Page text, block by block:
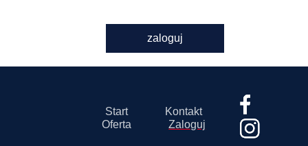
zaloguj
Start
Kontakt
Oferta
Zaloguj